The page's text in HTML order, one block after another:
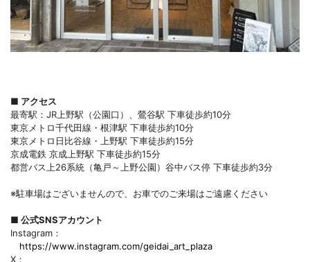
■ アクセス
最寄駅：JR上野駅（公園口）、鶯谷駅 下車徒歩約10分
東京メトロ千代田線・根津駅 下車徒歩約10分
東京メトロ日比谷線・上野駅 下車徒歩約15分
京成電鉄 京成上野駅 下車徒歩約15分
都営バス上26系統（亀戸～上野公園）谷中バス停 下車徒歩約3分
※駐車場はございませんので、お車でのご来場はご遠慮ください
■ 公式SNSアカウント
Instagram：
https://www.instagram.com/geidai_art_plaza
X：